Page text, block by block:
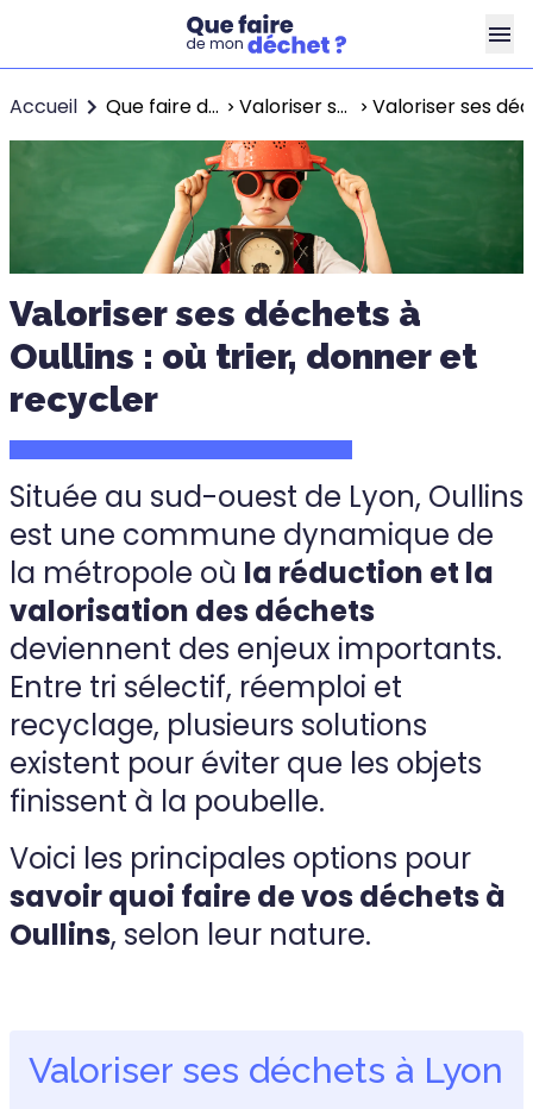
Accueil Que faire de mon déchet ? Valoriser ses déchets à Lyon Valoriser ses
Valoriser ses déchets à
Oullins : où trier, donner et
recycler
Située au sud-ouest de Lyon, Oullins
est une commune dynamique de
la métropole où la réduction et la
valorisation des déchets
deviennent des enjeux importants.
Entre tri sélectif, réemploi et
recyclage, plusieurs solutions
existent pour éviter que les objets
finissent à la poubelle.
Voici les principales options pour
savoir quoi faire de vos déchets à
Oullins, selon leur nature.
Valoriser ses déchets à Lyon